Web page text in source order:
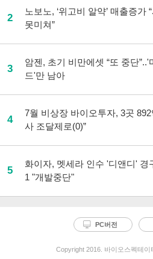
2
노보노, ‘위고비 알약’ 매출증가
못미쳐”
3
암젠, 초기 비만에셋 “또 중단”..'
드'만 남아
4
7월 비상장 바이오투자, 3곳 892
사 조달제로(0)”
5
화이자, 멧세라 인수 '디앤디' 경
1 "개발중단"
PC버전
Copyright 2016. 바이오스펙테